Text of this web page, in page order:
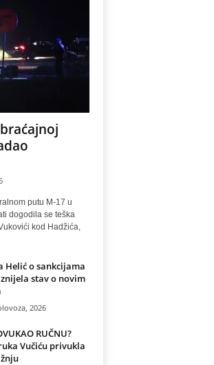
putu M-17 u
dogodila se teška
kod Hadžića,
Helić o sankcijama
stav o novim
2026
RUČNU?
Vučiću privukla